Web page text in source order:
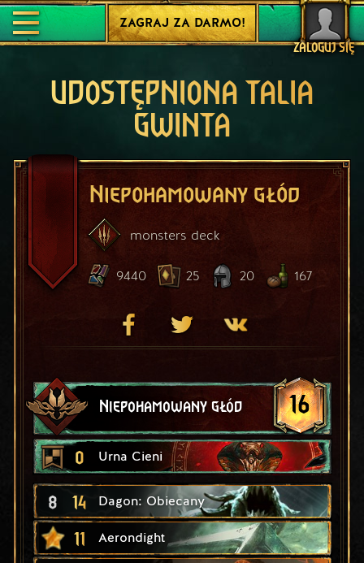
ZALOGUJ SIĘ
ZAGRAJ ZA DARMO!
UDOSTĘPNIONA TALIA
GWINTA
Niepohamowany głód
monsters deck
9440 25 20 167
Niepohamowany głód 16
0 Urna Cieni
8 14 Dagon: Obiecany
11 Aerondight